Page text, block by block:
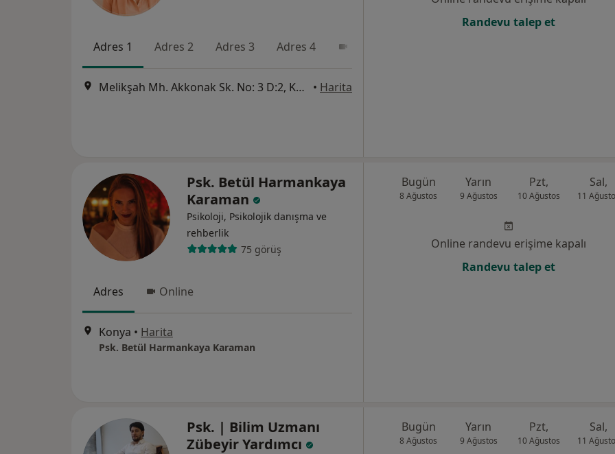
Adres 1 Adres 2 Adres 3 Adres 4
Melikşah Mh. Akkonak Sk. No: 3 D:2, Konya • Harita
Randevu talep et
Psk. Betül Harmankaya
Karaman
Psikoloji, Psikolojik danışma ve
rehberlik
75 görüş
Adres Online
Konya • Harita
Psk. Betül Harmankaya Karaman
Bugün
8 Ağustos
Yarın
9 Ağustos
Pzt,
10 Ağustos
Sal,
11
Online randevu erişime kapalı
Randevu talep et
Psk. | Bilim Uzmanı
Zübeyir Yardımcı
Bugün
8 Ağustos
Yarın
9 Ağustos
Pzt,
10 Ağustos
Sal,
11